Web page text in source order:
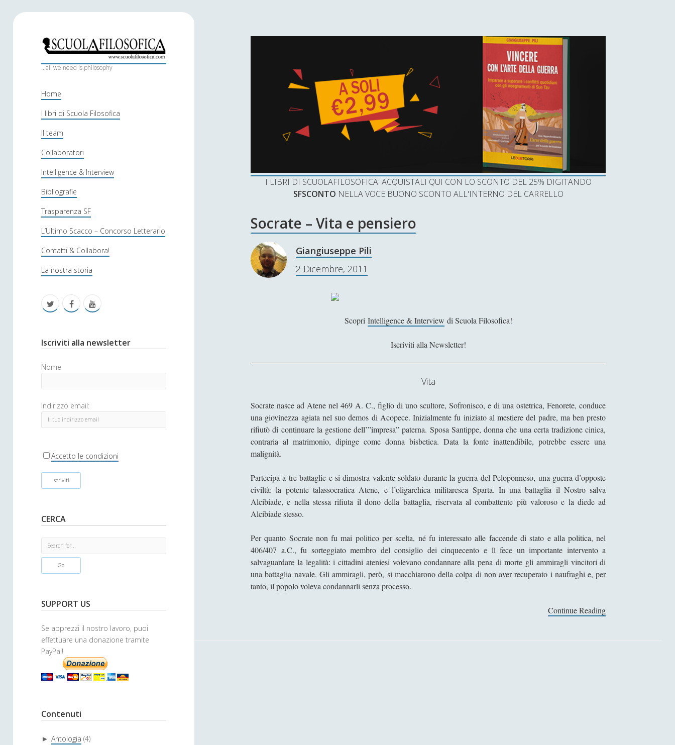
S
c
o
l
a
f
i
l
o
s
o
f
c
...all we need is philosophy
Home
I libri di Scuola Filosofica
Il team
Collaboratori
Intelligence & Interview
Bibliografie
Trasparenza SF
L’Ultimo Scacco – Concorso Letterario
Contatti & Collabora!
La nostra storia
i
t
r
f
c
b
o
k
u
u
e
S
i
e
b
r
Iscriviti alla newsletter
Nome
Indirizzo email:
Accetto le condizioni
CERCA
e
h
SUPPORT US
Se apprezzi il nostro lavoro, puoi
effettuare una donazione tramite
PayPal!
Contenuti
► Antologia (4)
I LIBRI DI SCUOLAFILOSOFICA: ACQUISTALI QUI CON LO SCONTO DEL 25% DIGITANDO
SFSCONTO NELLA VOCE BUONO SCONTO ALL'INTERNO DEL CARRELLO
Socrate – Vita e pensiero
Giangiuseppe Pili
2 Dicembre, 2011
Scopri Intelligence & Interview di Scuola Filosofica!
Iscriviti alla Newsletter!
Vita
Socrate nasce ad Atene nel 469 A. C., figlio di uno scultore, Sofronisco, e di una ostetrica, Fenorete, conduce
una giovinezza agiata nel suo demos di Acopece. Inizialmente fu iniziato al mestiere del padre, ma ben presto
rifiutò di continuare la gestione dell’”impresa” paterna. Sposa Santippe, donna che una certa tradizione cinica,
contraria al matrimonio, dipinge come donna bisbetica. Data la fonte inattendibile, potrebbe essere una
malignità.
Partecipa a tre battaglie e si dimostra valente soldato durante la guerra del Peloponneso, una guerra d’opposte
civiltà: la potente talassocratica Atene, e l’oligarchica militaresca Sparta. In una battaglia il Nostro salva
Alcibiade, e nella stessa rifiuta il dono della battaglia, riservata al combattente più valoroso e la diede ad
Alcibiade stesso.
Per quanto Socrate non fu mai politico per scelta, né fu interessato alle faccende di stato e alla politica, nel
406/407 a.C., fu sorteggiato membro del consiglio dei cinquecento e lì fece un importante intervento a
salvaguardare la legalità: i cittadini ateniesi volevano condannare alla pena di morte gli ammiragli vincitori di
una battaglia navale. Gli ammiragli, però, si macchiarono della colpa di non aver recuperato i naufraghi e, per
tanto, il popolo voleva condannarli senza processo.
Continue Reading